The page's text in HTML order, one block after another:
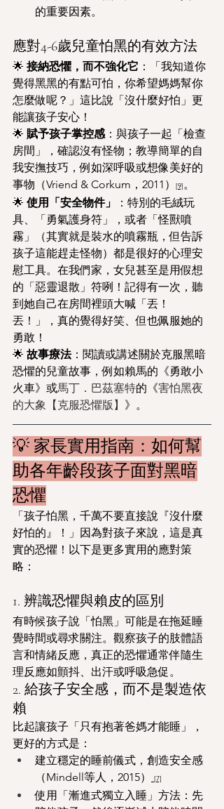
的重要因素。
應對4-6歲兒童怕黑的有效方法
🌟 接納恐懼，而不強化它 ：「我知道你
覺得黑黑的有點可怕，你希望媽媽幫你
怎麼做呢？」這比說「沒什麼好怕」更
能讓孩子安心！
🌟 賦予孩子掌控感：與孩子一起「檢查
房間」，確認沒有怪物；教導簡單的自
我安撫技巧，例如深呼吸或想像美好的
事物（Vriend & Corkum，2011）
[9]。
🌟 使用「安全物件」
：特別的毛絨玩
具、「勇氣護身符」，或者「怪獸噴
霧」（其實就是裝水的噴霧瓶，但告訴
孩子這能趕走怪物）都是很好的心理安
慰工具。在我們家，女兒甚至是用假想
的「惡靈退散」符咧！記得有一次，聽
到她自己在房間裡頭大喊「丟！
丟！」，真的覺得好笑、但也佩服她的
勇敢！
🌟 故事療法：閱讀或講述關於克服黑暗
恐懼的兒童故事，例如賴馬的《勇敢小
火車》或馬丁．巴茲塞特的《害怕黑夜
的大象【克服恐懼版】 》。
💡 家長實用指南：如何幫
助各年齡段孩子面對黑暗
恐懼
「孩子怕黑，千萬不要直接說『沒什麼
好怕的』！」因為對孩子來說，這是真
實的恐懼！以下是更多實用的應對策
略：
1. 辨識恐懼與賴皮的區別
有時候孩子說「怕黑」可能是在拖延睡
覺時間或尋求關注。觀察孩子的肢體語
言和情緒反應，真正的恐懼通常伴隨生
理反應如顫抖、出汗或呼吸急促。
2. 給孩子安全感，而不是製造依
賴
比起讓孩子「只有抱著爸媽才能睡」，
更好的方式是：
建立穩定的睡前儀式，創造安全感
（Mindell等人，2015）
[7]
使用「漸進式獨立入睡」方法：先